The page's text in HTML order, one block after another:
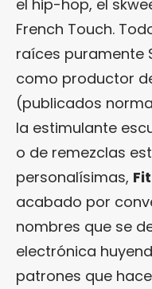
el hip-hop, el
French Touch.
raíces puramente
como productor
(publicados
la estimulante
o de remezclas
personalísimas,
acabado por
nombres que se
electrónica
patrones que